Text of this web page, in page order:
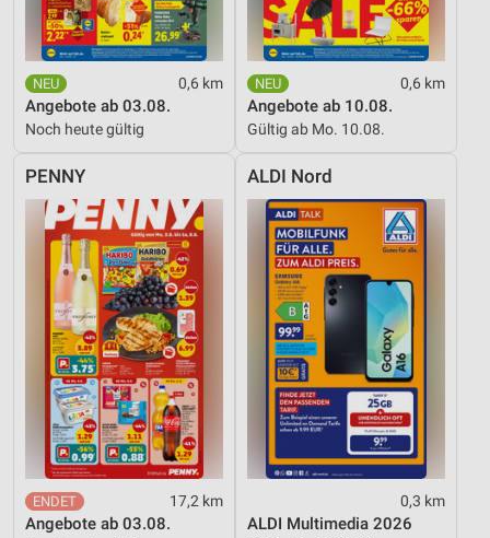
0,6 km
Angebote ab 03.08.
Noch heute gültig
0,6 km
Angebote ab 10.08.
Gültig ab Mo. 10.08.
PENNY
17,2 km
Angebote ab 03.08.
ALDI Nord
0,3 km
ALDI Multimedia 2026
Verwendung von Profilen zur Auswahl
personalisierter Inhalte
Messung der Werbeleistung
Messung der Performance von Inhalten
Analyse von Zielgruppen durch Statistiken oder
Kombinationen von Daten aus verschiedenen
Quellen
Entwicklung und Verbesserung der Angebote
Verwendung reduzierter Daten zur Auswahl von
Inhalten
IAB-Besonderheiten:
Verwendung genauer Standortdaten
Geräte anhand von aktiv angeforderten
Informationen identifizieren
Nicht-IAB-Verarbeitungszwecke: